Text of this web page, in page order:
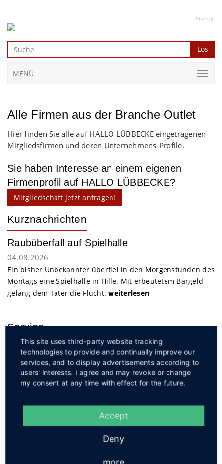
Anzeige
Los
MENÜ
Alle Firmen aus der Branche Outlet
Hier finden Sie alle auf HALLO LÜBBECKE eingetragenen
Mitgliedsfirmen und deren Unternehmens-Profile.
Sie haben Interesse an einem eigenen
Firmenprofil auf HALLO LÜBBECKE?
Mitgliedschaft jetzt anfragen!
Kurznachrichten
Raubüberfall auf Spielhalle
04.08.2026
Ein bisher Unbekannter überfiel in den Morgenstunden des
Montags eine Spielhalle in Hille. Mit erbeutetem Bargeld
gelang dem Täter die Flucht.weiterlesen
Service
Social
This site uses third-party website tracking
technologies to provide and continually improve our
services, and to display advertisements according to
users' interests. I agree and may revoke or change
my consent at any time with effect for the future.
Accept
Deny
more